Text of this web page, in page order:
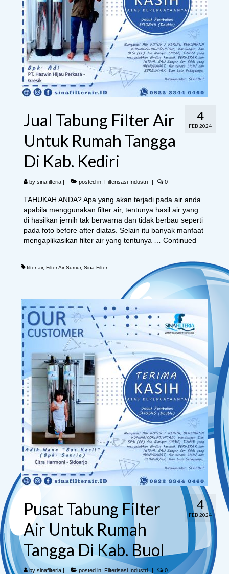
4
FEB 2024
Jual Tabung Filter Air
Untuk Rumah Tangga
Di Kab. Kediri
by sinafilteria | posted in: Filterisasi Industri | 0
TAHUKAH ANDA? Apa yang akan terjadi pada air anda
apabila menggunakan filter air, tentunya hasil air yang
di hasilkan jernih tak berwarna dan tidak berbau seperti
pada foto before after diatas. Selain itu banyak manfaat
mengaplikasikan filter air yang tentunya … Continued
filter air, Filter Air Sumur, Sina Filter
4
FEB 2024
Pusat Tabung Filter
Air Untuk Rumah
Tangga Di Kab. Buol
by sinafilteria | posted in: Filterisasi Industri | 0